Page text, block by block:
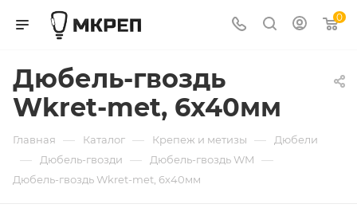
0
Дюбель-гвоздь
Wkret-met, 6х40мм
Главная — Каталог — Крепеж и метизы — Дюбели
— Дюбель-гвозди — Дюбель-гвоздь WM —
Дюбель-гвоздь Wkret-met, 6х40мм